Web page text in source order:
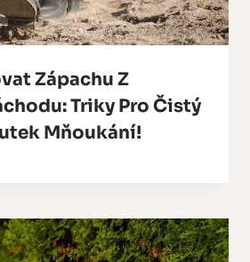
Zápachu Z
Triky Pro Čistý
Mňoukání!